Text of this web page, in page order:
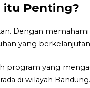
itu Penting?
Dengan memahami
yang
program yang
di wilayah Bandung.